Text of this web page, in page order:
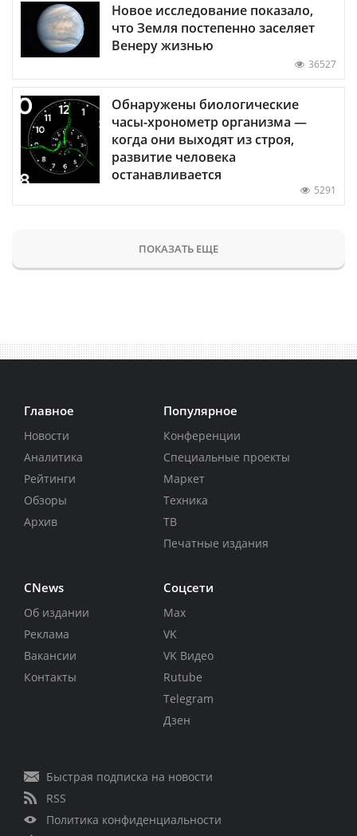
Новое исследование показало,
что Земля постепенно заселяет
Венеру жизнью
36527
Обнаружены биологические
часы-хронометр организма —
когда они выходят из строя,
развитие человека
останавливается
5291
ПОКАЗАТЬ ЕЩЕ
Главное
Новости
Аналитика
Рейтинги
Обзоры
Архив
Популярное
Конференции
Специальные проекты
Маркет
Техника
ТВ
Печатные издания
CNews
Об издании
Реклама
Вакансии
Контакты
Соцсети
Max
VK
VK Видео
Rutube
Telegram
Дзен
Быстрая подписка на новости
RSS
Политика конфиденциальности